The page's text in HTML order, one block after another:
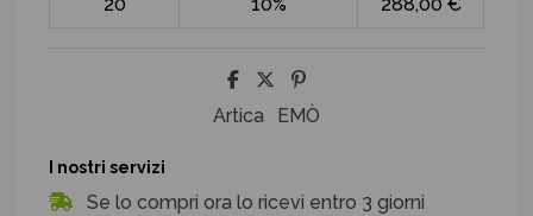
Artica EMÒ
I nostri servizi
Se lo compri ora lo ricevi entro 3 giorni